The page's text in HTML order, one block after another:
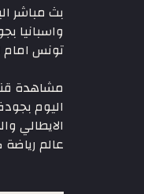
واسبانيا
تونس امام
اليوم
الايطالي
عالم